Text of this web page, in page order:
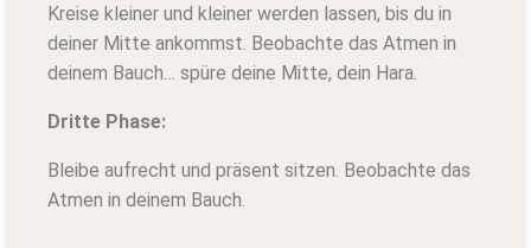
Kreise kleiner und kleiner werden lassen, bis du in
deiner Mitte ankommst. Beobachte das Atmen in
deinem Bauch… spüre deine Mitte, dein Hara.
Dritte Phase:
Bleibe aufrecht und präsent sitzen. Beobachte das
Atmen in deinem Bauch.